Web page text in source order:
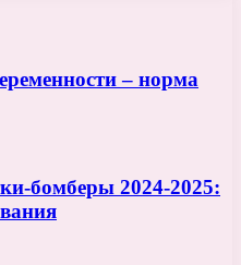
– норма
бомберы 2024-2025: